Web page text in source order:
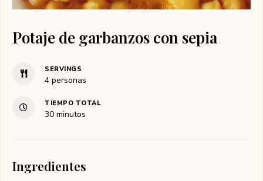
Potaje de garbanzos con sepia
SERVINGS
4 personas
TIEMPO TOTAL
30minutos
minutos
Ingredientes